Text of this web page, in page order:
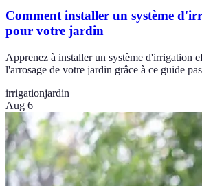
Comment installer un système
pour votre jardin
Apprenez à installer un système d'irrigation
l'arrosage de votre jardin grâce à ce guide
irrigationjardin
Aug 6